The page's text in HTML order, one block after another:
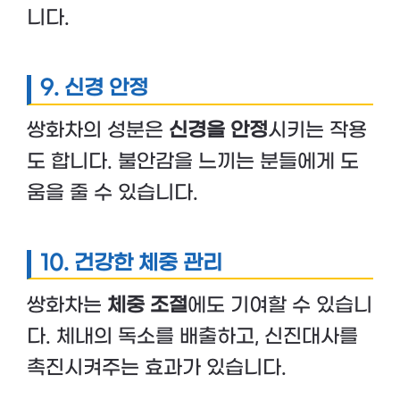
니다.
9. 신경 안정
쌍화차의 성분은 신경을 안정시키는 작용
도 합니다. 불안감을 느끼는 분들에게 도
움을 줄 수 있습니다.
10. 건강한 체중 관리
쌍화차는 체중 조절에도 기여할 수 있습니
다. 체내의 독소를 배출하고, 신진대사를
촉진시켜주는 효과가 있습니다.